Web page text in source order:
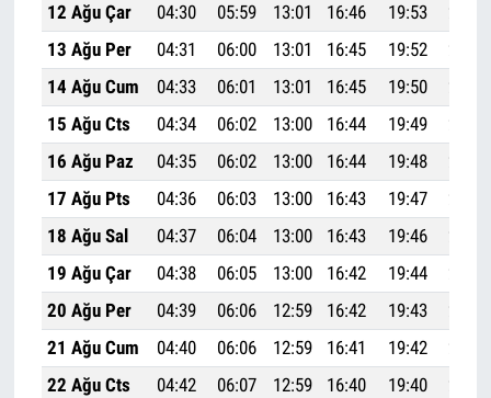
12 Ağu Çar
04:30 05:59 13:01 16:46 19:53
13 Ağu Per
04:31 06:00 13:01 16:45 19:52
14 Ağu Cum
04:33 06:01 13:01 16:45 19:50
15 Ağu Cts
04:34 06:02 13:00 16:44 19:49
16 Ağu Paz
04:35 06:02 13:00 16:44 19:48
17 Ağu Pts
04:36 06:03 13:00 16:43 19:47
18 Ağu Sal
04:37 06:04 13:00 16:43 19:46
19 Ağu Çar
04:38 06:05 13:00 16:42 19:44
20 Ağu Per
04:39 06:06 12:59 16:42 19:43
21 Ağu Cum
04:40 06:06 12:59 16:41 19:42
22 Ağu Cts
04:42 06:07 12:59 16:40 19:40